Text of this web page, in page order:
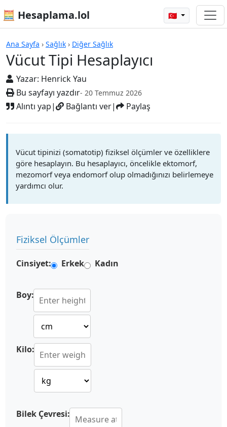
🧮 Hesaplama.lol 🇹🇷
Ana Sayfa › Sağlık › Diğer Sağlık
Vücut Tipi Hesaplayıcı
Yazar: Henrick Yau
Bu sayfayı yazdır- 20 Temmuz 2026
Alıntı yap| Bağlantı ver| Paylaş
Hesap Makineleri
Vücut tipinizi (somatotip) fiziksel ölçümler ve özelliklere
göre hesaplayın. Bu hesaplayıcı, öncelikle ektomorf,
mezomorf veya endomorf olup olmadığınızı belirlemeye
yardımcı olur.
Fiziksel Ölçümler
Cinsiyet: Erkek Kadın
Boy:
Kilo:
Bilek Çevresi: